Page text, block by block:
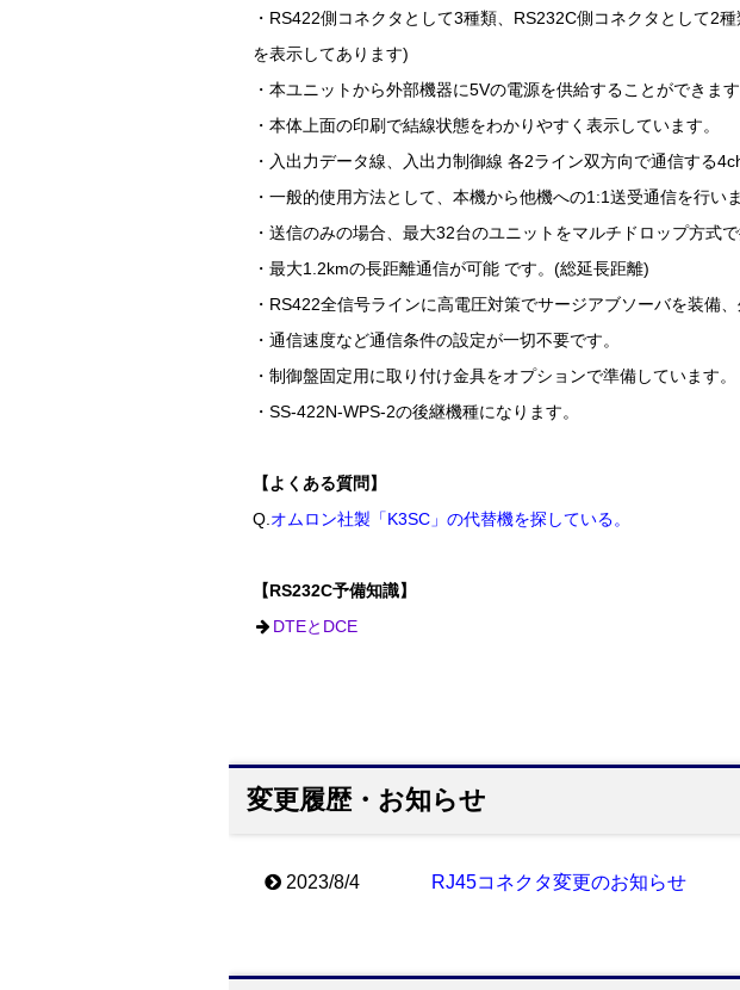
・RS422側コネクタとして3種類、RS232C側コネクタとして2
を表示してあります)
・本ユニットから外部機器に5Vの電源を供給することができます
・本体上面の印刷で結線状態をわかりやすく表示しています。
・入出力データ線、入出力制御線 各2ライン双方向で通信する
・一般的使用方法として、本機から他機への1:1送受通信を行
・送信のみの場合、最大32台のユニットをマルチドロップ方式で
・最大1.2kmの長距離通信が可能 です。(総延長距離)
・RS422全信号ラインに高電圧対策でサージアブソーバを装備
・通信速度など通信条件の設定が一切不要です。
・制御盤固定用に取り付け金具をオプションで準備しています。
・SS-422N-WPS-2の後継機種になります。
【よくある質問】
Q.オムロン社製「K3SC」の代替機を探している。
【RS232C予備知識】
DTEとDCE
変更履歴・お知らせ
2023/8/4 RJ45コネクタ変更のお知らせ